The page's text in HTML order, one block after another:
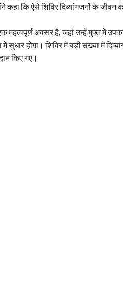
कहा कि ऐसे शिविर दिव्यांगजनों के
महत्वपूर्ण अवसर है, जहां उन्हें मुफ्त में
सुधार होगा। शिविर में बड़ी संख्या में
किए गए।